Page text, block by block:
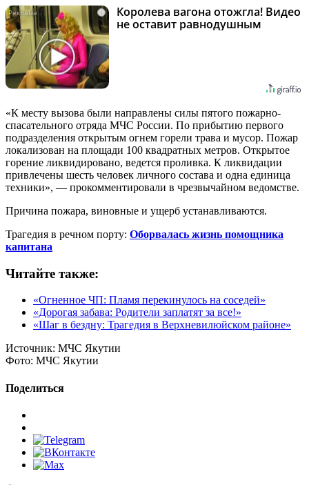
i
Королева вагона отожгла! Видео
не оставит равнодушным
«К месту вызова были направлены силы пятого пожарно-
спасательного отряда МЧС России. По прибытию первого
подразделения открытым огнем горели трава и мусор. Пожар
локализован на площади 100 квадратных метров. Открытое
горение ликвидировано, ведется проливка. К ликвидации
привлечены шесть человек личного состава и одна единица
техники», — прокомментировали в чрезвычайном ведомстве.
Причина пожара, виновные и ущерб устанавливаются.
Трагедия в речном порту: Оборвалась жизнь помощника
капитана
Читайте также:
«Огненное ЧП: Пламя перекинулось на соседей»
«Дорогая забава: Родители заплатят за все!»
«Шаг в бездну: Трагедия в Верхневилюйском районе»
Источник: МЧС Якутии
Фото: МЧС Якутии
Поделиться